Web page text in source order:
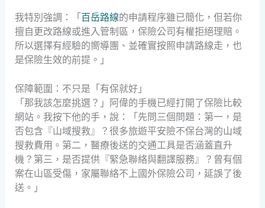
我特別強調：「 百岳路線的申請程序雖已簡化，但若你
擅自更改路線或進入管制區，保險公司有權拒絕理賠。
所以選擇有經驗的嚮導團、並確實按照申請路線走，也
是保險生效的前提。」
保障範圍：不只是「有保就好」
「那我該怎麼挑選？」阿偉的手機已經打開了保險比較
網站。我按下他的手，說：「先問三個問題：第一，是
否包含『山域搜救』？很多旅遊平安險不保台灣的山域
搜救費用。第二，醫療後送的交通工具是否涵蓋直升
機？第三，是否提供『緊急聯絡與翻譯服務』？曾有個
案在山區受傷，家屬聯絡不上國外保險公司，延誤了後
送。」